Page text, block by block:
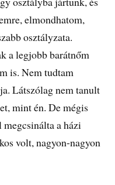
elmondhatom,
osztályzata.
a legjobb barátnőm
is. Nem tudtam
Látszólag nem tanult
mint én. De mégis
a házi
volt, nagyon-nagyon